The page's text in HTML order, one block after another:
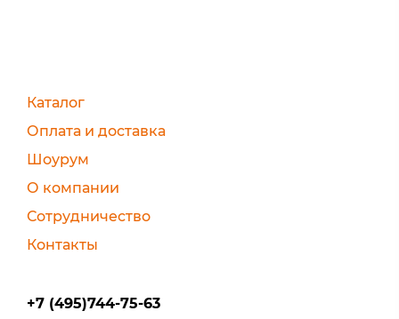
Каталог
Оплата и доставка
Шоурум
О компании
Сотрудничество
Контакты
+7 (495)744-75-63